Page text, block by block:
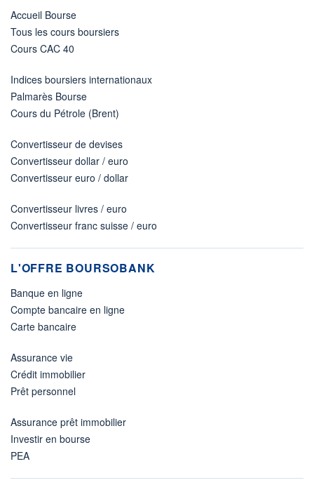
Accueil Bourse
Tous les cours boursiers
Cours CAC 40
Indices boursiers internationaux
Palmarès Bourse
Cours du Pétrole (Brent)
Convertisseur de devises
Convertisseur dollar / euro
Convertisseur euro / dollar
Convertisseur livres / euro
Convertisseur franc suisse / euro
L'OFFRE BOURSOBANK
Banque en ligne
Compte bancaire en ligne
Carte bancaire
Assurance vie
Crédit immobilier
Prêt personnel
Assurance prêt immobilier
Investir en bourse
PEA